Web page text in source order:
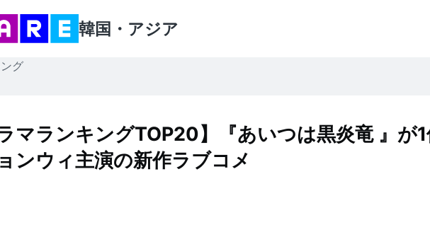
韓国・アジア
グ
マランキングTOP20】『あいつは黒炎竜 』が
ンウィ主演の新作ラブコメ